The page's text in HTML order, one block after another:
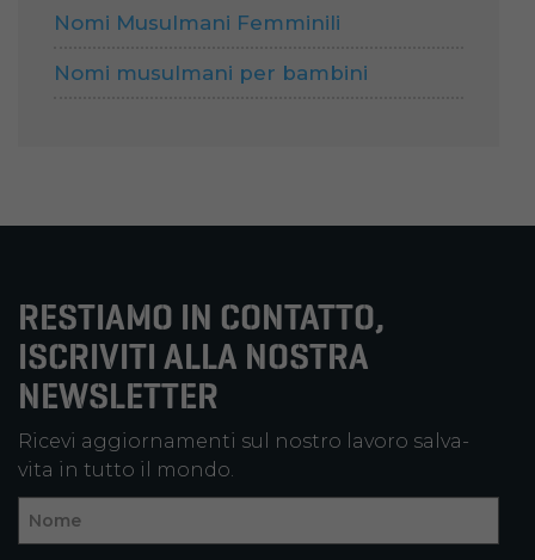
Nomi Musulmani Femminili
Nomi musulmani per bambini
RESTIAMO IN CONTATTO,
ISCRIVITI ALLA NOSTRA
NEWSLETTER
Ricevi aggiornamenti sul nostro lavoro salva-
vita in tutto il mondo.